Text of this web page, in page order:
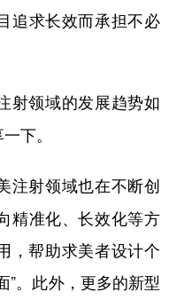
追求长效而承担不必
射领域的发展趋势如
下。
注射领域也在不断创
精准化、长效化等方
，帮助求美者设计个
”。此外，更多的新型